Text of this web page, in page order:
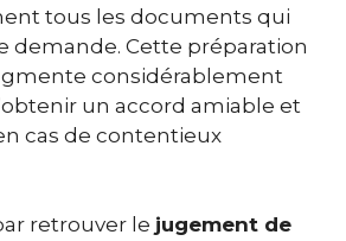
tous les documents qui
demande. Cette préparation
considérablement
un accord amiable et
cas de contentieux
retrouver le jugement de